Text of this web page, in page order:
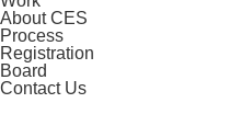
About CES
Process
Registration
Board
Contact Us